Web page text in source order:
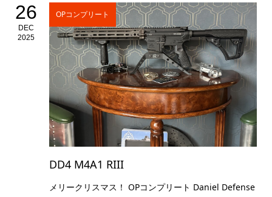
26
DEC
2025
OPコンプリート
DD4 M4A1 RIII
メリークリスマス！ OPコンプリート Daniel Defense